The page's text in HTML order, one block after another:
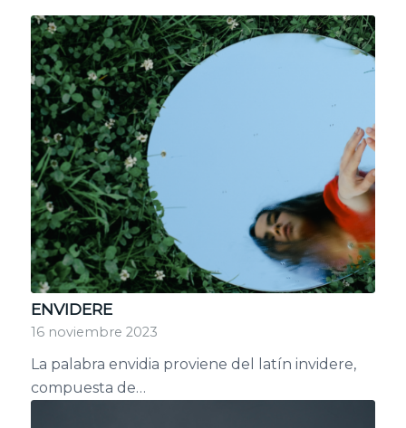
ENVIDERE
16 noviembre 2023
La palabra envidia proviene del latín invidere,
compuesta de…